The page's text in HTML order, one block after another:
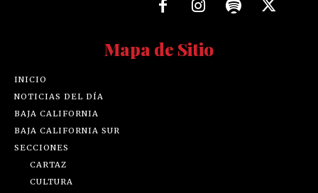
Mapa de Sitio
INICIO
NOTICIAS DEL DÍA
BAJA CALIFORNIA
BAJA CALIFORNIA SUR
SECCIONES
CARTAZ
CULTURA